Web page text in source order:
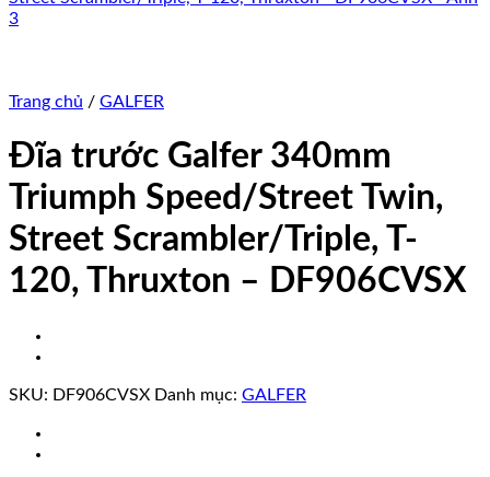
Trang chủ / GALFER
Đĩa trước Galfer 340mm
Triumph Speed/Street Twin,
Street Scrambler/Triple, T-
120, Thruxton – DF906CVSX
SKU: DF906CVSX Danh mục: GALFER